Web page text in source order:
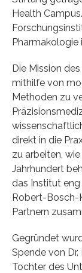
Health
Pharmakologie
Die Mission
mithilfe von
Methoden zu
direkt in die
zu arbeiten,
Jahrhundert
das Institut
Robert-Bosch-
Partnern
Gegründet
Spende von
Tochter des